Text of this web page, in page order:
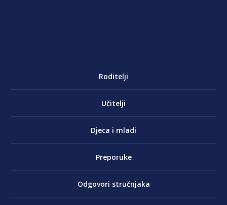
Roditelji
Učitelji
Djeca i mladi
Preporuke
Odgovori stručnjaka